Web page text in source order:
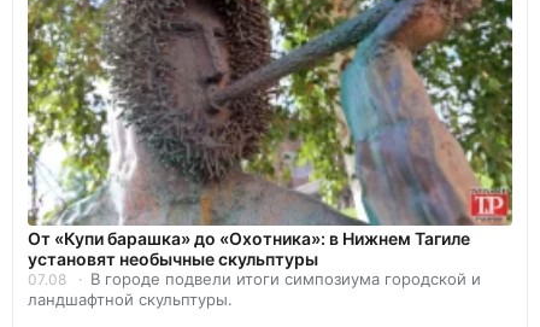
От «Купи барашка» до «Охотника»: в Нижнем Тагиле
установят необычные скульптуры
07.08
В городе подвели итоги симпозиума городской и
ландшафтной скульптуры.